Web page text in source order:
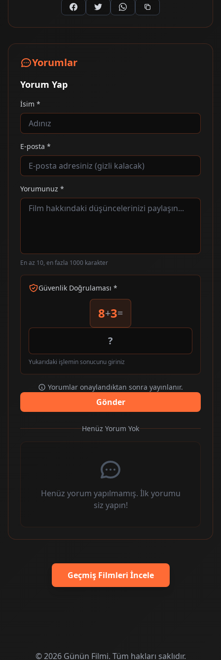
Yorumlar
Yorum Yap
İsim *
E-posta *
Yorumunuz *
En az 10, en fazla 1000 karakter
Güvenlik Doğrulaması *
8+3=
Yukarıdaki işlemin sonucunu giriniz
Yorumlar onaylandıktan sonra yayınlanır.
Gönder
Henüz Yorum Yok
Henüz yorum yapılmamış. İlk yorumu
siz yapın!
Geçmiş Filmleri İncele
© 2026 Günün Filmi. Tüm hakları saklıdır.